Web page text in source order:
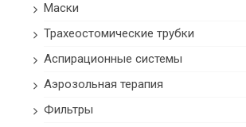
Маски
Трахеостомические трубки
Аспирационные системы
Аэрозольная терапия
Фильтры